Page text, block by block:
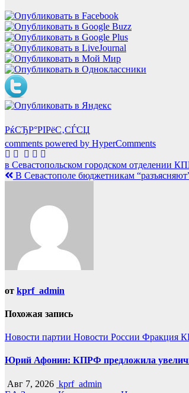
РќСЂР°РІРёС‚СЃСЏ
comments powered by HyperComments
Навигация
по
в Севастопольском городском отделении
В Севастополе бюджетникам
от kprf_admin
Похожая запись
Новости партии Новости России Фракция
Юрий Афонин: КПРФ предложила
Авг 7, 2026 kprf_admin